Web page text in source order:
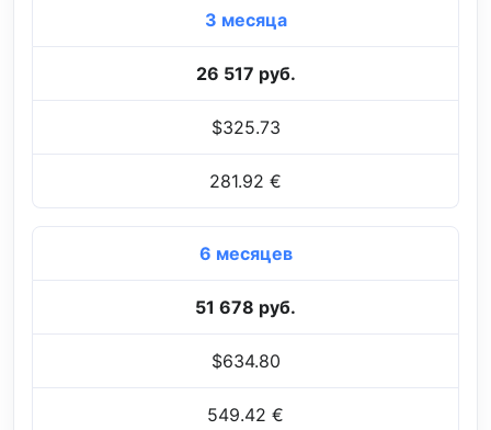
3 месяца
26 517 руб.
$325.73
281.92 €
6 месяцев
51 678 руб.
$634.80
549.42 €